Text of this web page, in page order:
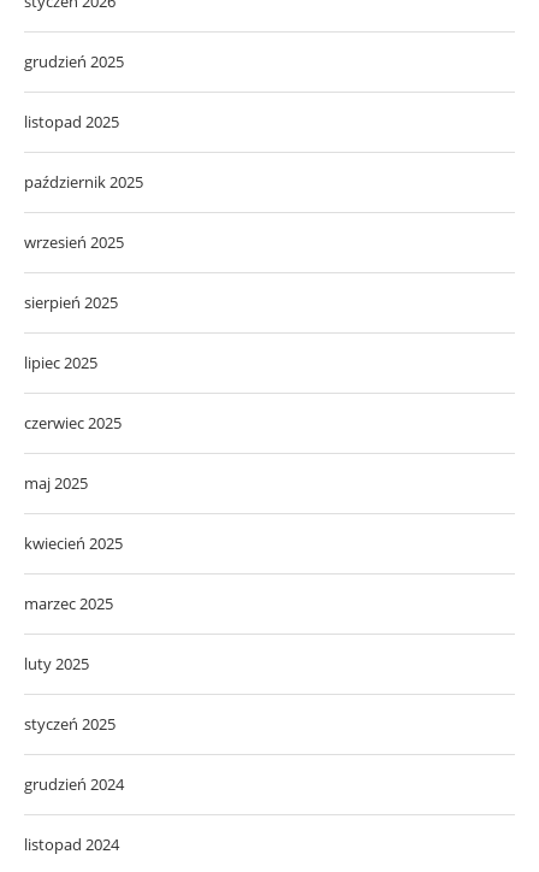
grudzień 2025
listopad 2025
październik 2025
wrzesień 2025
sierpień 2025
lipiec 2025
czerwiec 2025
maj 2025
kwiecień 2025
marzec 2025
luty 2025
styczeń 2025
grudzień 2024
listopad 2024